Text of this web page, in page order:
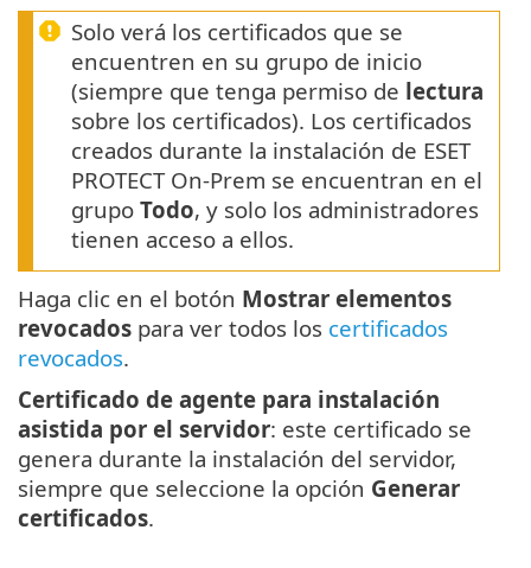
Solo verá los certificados que se
encuentren en su grupo de inicio
(siempre que tenga permiso de lectura
sobre los certificados). Los certificados
creados durante la instalación de ESET
PROTECT On-Prem se encuentran en el
grupo Todo, y solo los administradores
tienen acceso a ellos.
Haga clic en el botón Mostrar elementos
revocados para ver todos los certificados
revocados.
Certificado de agente para instalación
asistida por el servidor: este certificado se
genera durante la instalación del servidor,
siempre que seleccione la opción Generar
certificados.